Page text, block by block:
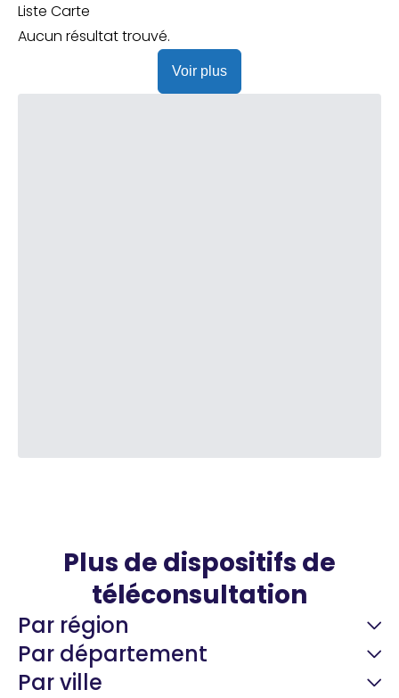
Praticien ?
Liste Carte
Aucun résultat trouvé.
Voir plus
Plus de dispositifs de
téléconsultation
Par région
Par département
Par ville